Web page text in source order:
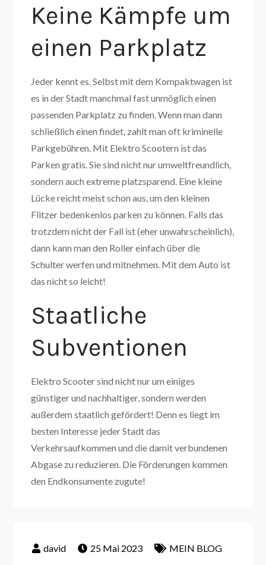
Keine Kämpfe um
einen Parkplatz
Jeder kennt es. Selbst mit dem Kompaktwagen ist
es in der Stadt manchmal fast unmöglich einen
passenden Parkplatz zu finden. Wenn man dann
schließlich einen findet, zahlt man oft kriminelle
Parkgebühren. Mit Elektro Scootern ist das
Parken gratis. Sie sind nicht nur umweltfreundlich,
sondern auch extreme platzsparend. Eine kleine
Lücke reicht meist schon aus, um den kleinen
Flitzer bedenkenlos parken zu können. Falls das
trotzdem nicht der Fall ist (eher unwahrscheinlich),
dann kann man den Roller einfach über die
Schulter werfen und mitnehmen. Mit dem Auto ist
das nicht so leicht!
Staatliche
Subventionen
Elektro Scooter sind nicht nur um einiges
günstiger und nachhaltiger, sondern werden
außerdem staatlich gefördert! Denn es liegt im
besten Interesse jeder Stadt das
Verkehrsaufkommen und die damit verbundenen
Abgase zu reduzieren. Die Förderungen kommen
den Endkonsumente zugute!
25 Mai 2023 MEIN BLOG